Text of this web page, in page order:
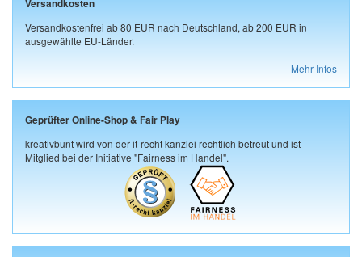
Versandkosten
Versandkostenfrei ab 80 EUR nach Deutschland, ab 200 EUR in
ausgewählte EU-Länder.
Mehr Infos
Geprüfter Online-Shop & Fair Play
kreativbunt wird von der it-recht kanzlei rechtlich betreut und ist
Mitglied bei der Initiative "Fairness im Handel".